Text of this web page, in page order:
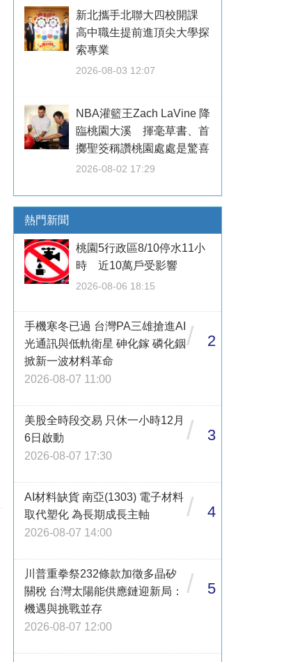
新北攜手北聯大四校開課
高中職生提前進頂尖大學探
索專業
2026-08-03 12:07
NBA灌籃王Zach LaVine 降
臨桃園大溪 揮毫草書、首
擲聖筊稱讚桃園處處是驚喜
2026-08-02 17:29
熱門新聞
桃園5行政區8/10停水11小
時 近10萬戶受影響
2026-08-06 18:15
手機寒冬已過 台灣PA三雄搶進AI
光通訊與低軌衛星 砷化鎵 磷化銦
掀新一波材料革命
2026-08-07 11:00
/ 2
美股全時段交易 只休一小時12月
6日啟動
2026-08-07 17:30
/ 3
AI材料缺貨 南亞(1303) 電子材料
取代塑化 為長期成長主軸
2026-08-07 14:00
/ 4
川普重拳祭232條款加徵多晶矽
關稅 台灣太陽能供應鏈迎新局：
機遇與挑戰並存
2026-08-07 12:00
/ 5